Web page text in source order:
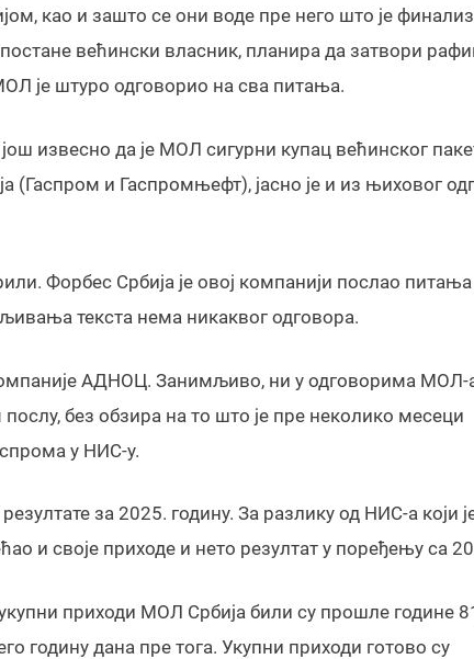
као и зашто се они воде пре него што је
већински власник, планира да затвори
је штуро одговорио на сва питања.
извесно да је МОЛ сигурни купац већинског
(Гаспром и Гаспромњефт), јасно је и из њиховог
Форбес Србија је овој компанији послао питања
текста нема никаквог одговора.
АДНОЦ. Занимљиво, ни у одговорима МОЛ-
без обзира на то што је пре неколико месеци
у НИС-у.
за 2025. годину. За разлику од НИС-а који
и своје приходе и нето резултат у поређењу са
приходи МОЛ Србија били су прошле године
годину дана пре тога. Укупни приходи готово су